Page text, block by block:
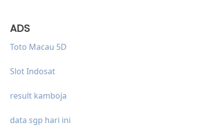
ADS
Toto Macau 5D
Slot Indosat
result kamboja
data sgp hari ini